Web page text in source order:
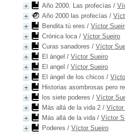
Año 2000. Las profecías /
Año 2000 las profecías /
Bendita tú eres / Víctor
Crónica loca/ Víctor Sueiro
Curas sanadores / Víctor
El ángel / Víctor Sueiro
El angel / Víctor Sueiro
El ángel de los chicos /
Historias asombrosas pero
los siete poderes / Víctor
Más allá de la vida 2 / Víctor
Más allá de la vida/ Víctor
Poderes / Víctor Sueiro